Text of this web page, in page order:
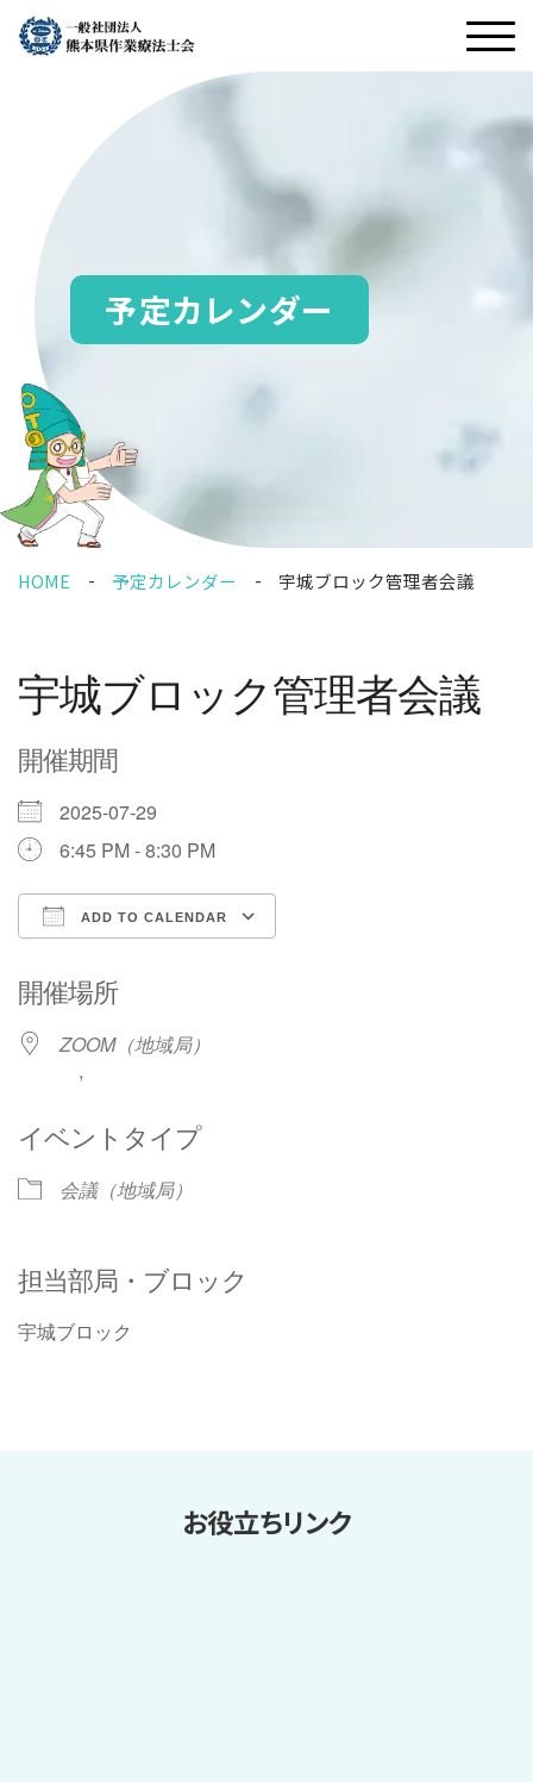
予定カレンダー
HOME 予定カレンダー 宇城ブロック管理者会議
宇城ブロック管理者会議
開催期間
2025-07-29
6:45 PM - 8:30 PM
ADD TO CALENDAR
開催場所
ZOOM（地域局）
,
イベントタイプ
会議（地域局）
担当部局・ブロック
宇城ブロック
お役立ちリンク